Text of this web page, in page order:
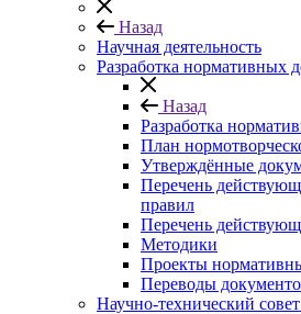
Назад
Научная деятельность
Разработка нормативных
Назад
Разработка
План
Утверждённые
Перечень
правил
Перечень
Методики
Проекты
Переводы
Научно-технический совет